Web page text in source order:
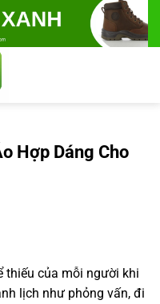
Hợp Dáng Cho
thiếu của mỗi người khi
lịch như phỏng vấn, đi